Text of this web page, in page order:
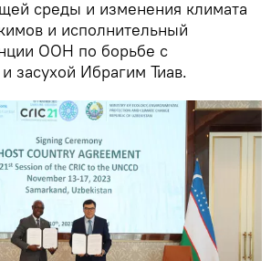
среды и изменения климата
и исполнительный
ООН по борьбе с
засухой Ибрагим Тиав.